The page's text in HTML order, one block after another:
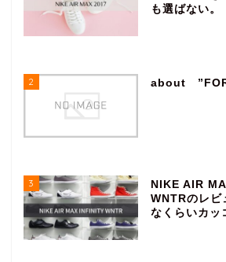
も選ばない。
2 about
3
NIKE AIR
WNTRのレビ
なくらいカッ